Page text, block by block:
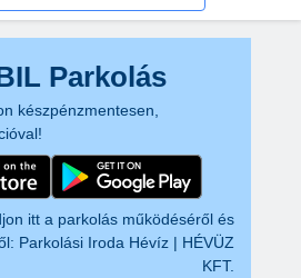
Parkolás
készpénzmentesen,
itt a parkolás működéséről és
Parkolási Iroda Hévíz | HÉVÜZ
KFT.